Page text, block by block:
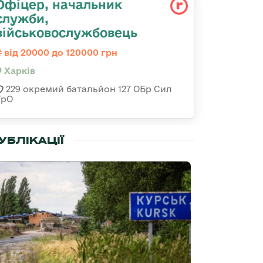
начальник
від 20000 до 120000 грн
Харків
229 окремий батальйон 127 ОБр Сил